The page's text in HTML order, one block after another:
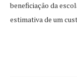
beneficiação da
estimativa de um